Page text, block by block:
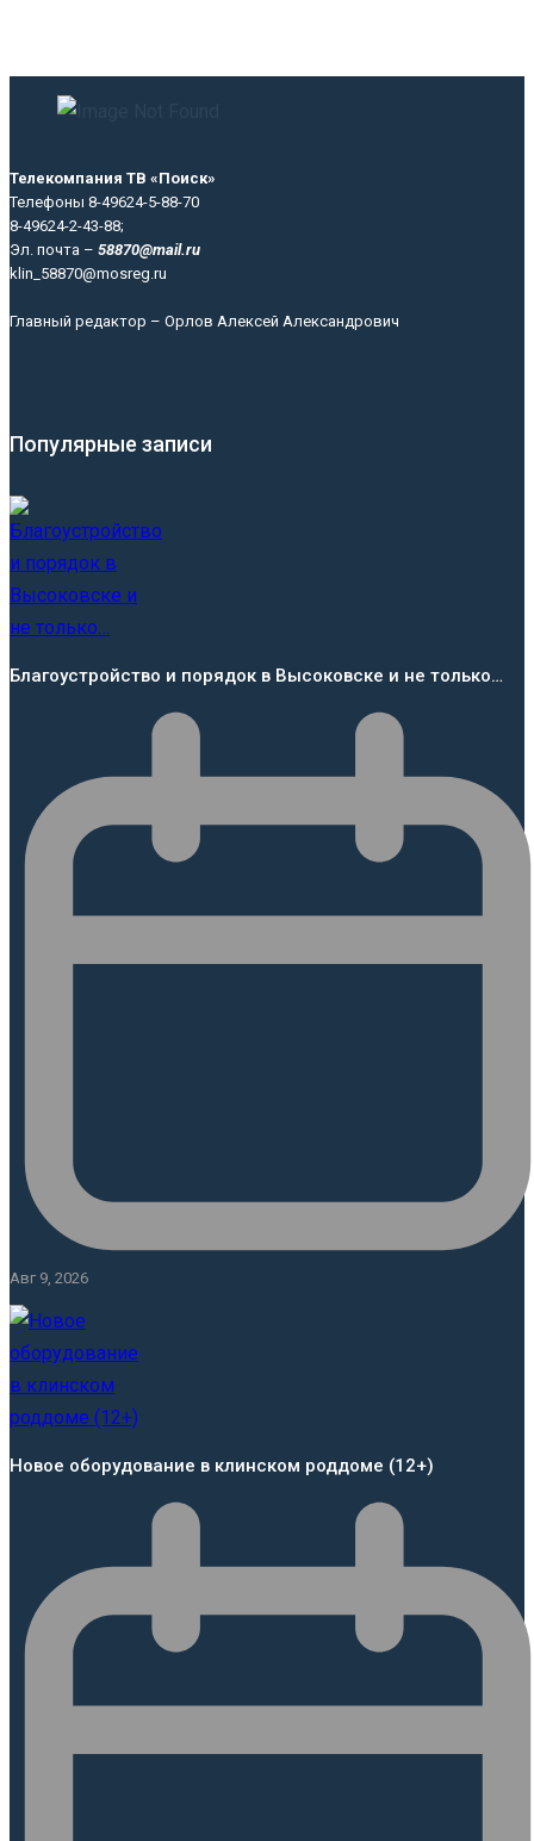
Телекомпания ТВ «Поиск»
Телефоны 8-49624-5-88-70
8-49624-2-43-88;
Эл. почта – 58870@mail.ru
klin_58870@mosreg.ru
Главный редактор – Орлов Алексей Александрович
Популярные записи
Благоустройство и порядок в Высоковске и не только…
Авг 9, 2026
Новое оборудование в клинском роддоме (12+)